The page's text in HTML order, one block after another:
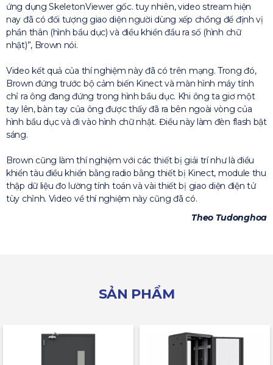
ứng dụng SkeletonViewer gốc. tuy nhiên, video stream hiện
nay đã có đối tượng giao diện người dùng xếp chồng để định vị
phần thân (hình bầu dục) và điều khiển đầu ra số (hình chữ
nhật)”, Brown nói.
Video kết quả của thí nghiệm này đã có trên mạng. Trong đó,
Brown đứng trước bộ cảm biến Kinect và màn hình máy tính
chỉ ra ông đang đứng trong hình bầu dục. Khi ông ta giơ một
tay lên, bàn tay của ông được thấy đã ra bên ngoài vòng của
hình bầu dục và đi vào hình chữ nhật. Điều này làm đèn flash bật
sáng.
Brown cũng làm thí nghiệm với các thiết bị giải trí như là điều
khiển tàu điều khiển bằng radio bằng thiết bị Kinect, module thu
thập dữ liệu đo lường tính toán và vài thiết bị giao diện điện tử
tùy chỉnh. Video về thí nghiệm này cũng đã có.
Theo Tudonghoa
SẢN PHẨM